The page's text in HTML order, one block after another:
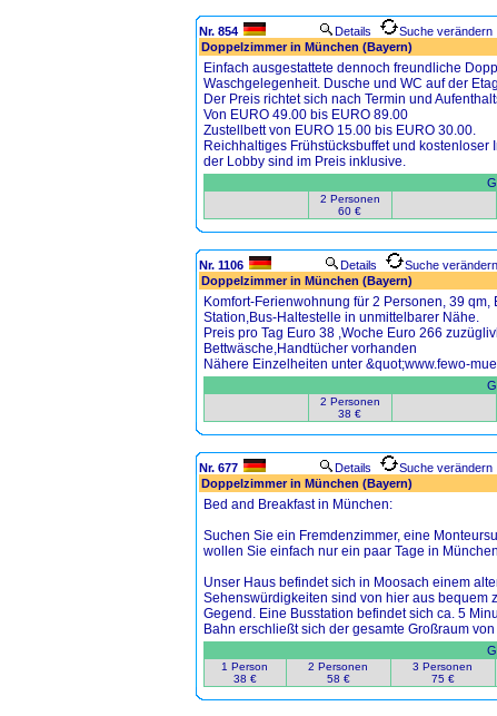
Nr. 854 Details Suche verändern
Doppelzimmer in München (Bayern)
Einfach ausgestattete dennoch freundliche
Waschgelegenheit. Dusche und WC auf der
Der Preis richtet sich nach Termin und
Von EURO 49.00 bis EURO 89.00
Zustellbett von EURO 15.00 bis EURO 30.00.
Reichhaltiges Frühstücksbuffet und
der Lobby sind im Preis inklusive.
2 Personen
60 €
Nr. 1106 Details Suche verändern
Doppelzimmer in München (Bayern)
Komfort-Ferienwohnung für 2 Personen, 39
Station,Bus-Haltestelle in unmittelbarer Nähe.
Preis pro Tag Euro 38 ,Woche Euro 266
Bettwäsche,Handtücher vorhanden
Nähere Einzelheiten unter &quot;www.fewo-
2 Personen
38 €
Nr. 677 Details Suche verändern
Doppelzimmer in München (Bayern)
Bed and Breakfast in München:
Suchen Sie ein Fremdenzimmer, eine
wollen Sie einfach nur ein paar Tage in
Unser Haus befindet sich in Moosach einem
Sehenswürdigkeiten sind von hier aus bequem
Gegend. Eine Busstation befindet sich ca. 5
Bahn erschließt sich der gesamte Großraum
1 Person
38 €
2 Personen
58 €
3 Personen
75 €